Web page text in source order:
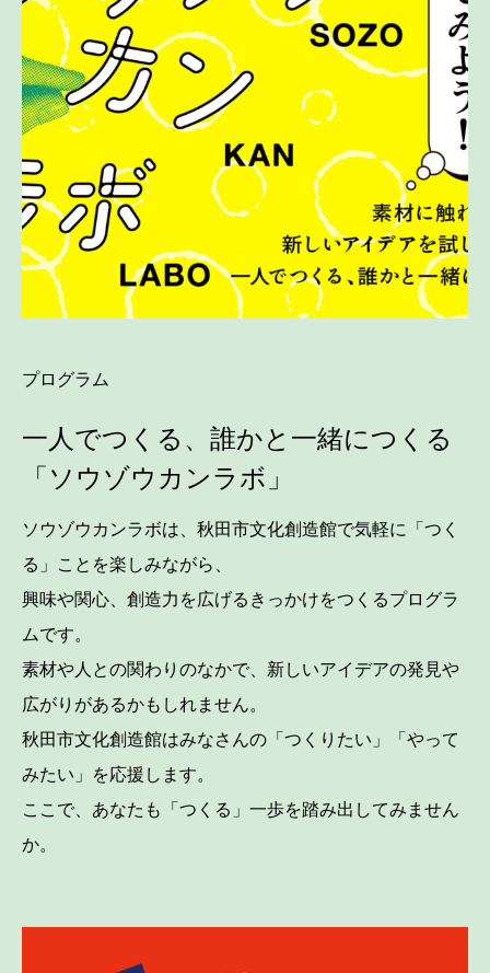
プログラム
一人でつくる、誰かと一緒につくる
「ソウゾウカンラボ」
ソウゾウカンラボは、秋田市文化創造館で気軽に「つく
る」ことを楽しみながら、
興味や関心、創造力を広げるきっかけをつくるプログラ
ムです。
素材や人との関わりのなかで、新しいアイデアの発見や
広がりがあるかもしれません。
秋田市文化創造館はみなさんの「つくりたい」「やって
みたい」を応援します。
ここで、あなたも「つくる」一歩を踏み出してみません
か。